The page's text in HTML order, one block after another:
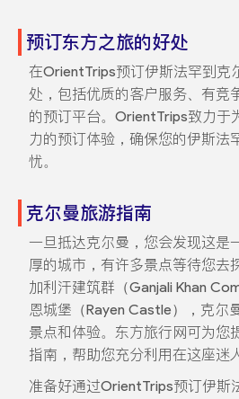
预订东方之旅的好处
在OrientTrips预订伊斯法罕到克
处，包括优质的客户服务、有竞
的预订平台。OrientTrips致力于
力的预订体验，确保您的伊斯法
忧。
克尔曼旅游指南
一旦抵达克尔曼，您会发现这是
厚的城市，有许多景点等待您去
加利汗建筑群（Ganjali Khan
恩城堡（Rayen Castle），克尔
景点和体验。东方旅行网可为您
指南，帮助您充分利用在这座迷
准备好通过OrientTrips预订伊斯